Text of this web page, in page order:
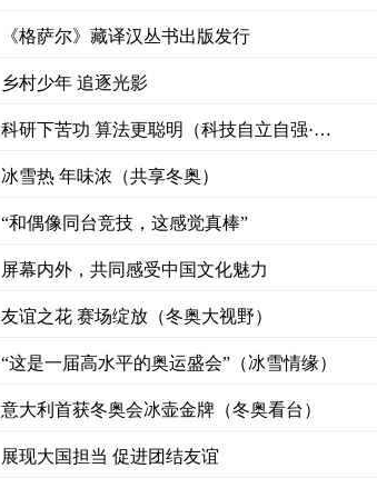
《格萨尔》藏译汉丛书出版发行
乡村少年 追逐光影
科研下苦功 算法更聪明（科技自立自强·青年科学家）
冰雪热 年味浓（共享冬奥）
“和偶像同台竞技，这感觉真棒”
屏幕内外，共同感受中国文化魅力
友谊之花 赛场绽放（冬奥大视野）
“这是一届高水平的奥运盛会”（冰雪情缘）
意大利首获冬奥会冰壶金牌（冬奥看台）
展现大国担当 促进团结友谊